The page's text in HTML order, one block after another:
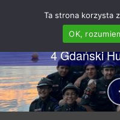
62 GDH
4 Gdański
Ta strona korzysta
OK,